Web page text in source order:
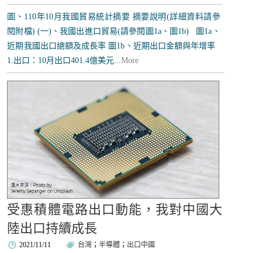
圖、110年10月我國貿易統計摘要 摘要說明(詳細資料請參
閱附檔) (一)、我國出進口貿易(請參閱圖1a、圖1b) 圖1a、
近期我國出口總額及成長率 圖1b、近期出口金額與年增率
1.出口：10月出口401.4億美元...More
受惠積體電路出口動能，我對中國大
陸出口持續成長
2021/11/11 台灣 ；半導體 ； 出口中國